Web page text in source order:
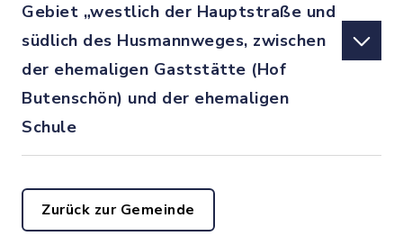
Gebiet „westlich der Hauptstraße und
südlich des Husmannweges, zwischen
der ehemaligen Gaststätte (Hof
Butenschön) und der ehemaligen
Schule
Zurück zur Gemeinde